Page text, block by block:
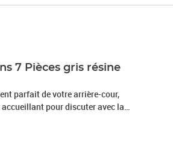
7 Pièces gris résine
parfait de votre arrière-cour,
pour discuter avec la
de l'extérieur. Matériau